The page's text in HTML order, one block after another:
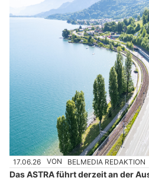
17.06.26 VON BELMEDIA REDAKTION
Das ASTRA führt derzeit an der